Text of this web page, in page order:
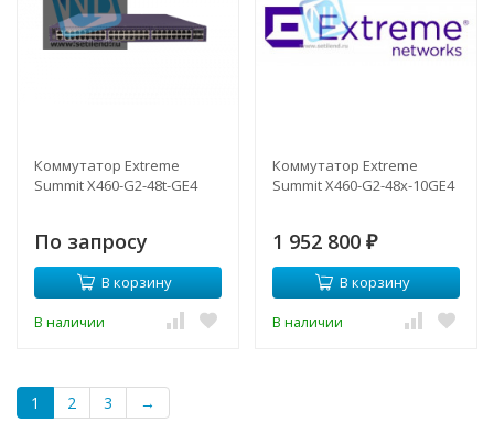
Коммутатор Extreme
Summit X460-G2-48t-GE4
По запросу
В корзину
В наличии
Коммутатор Extreme
Summit X460-G2-48x-10GE4
1 952 800 ₽
В корзину
В наличии
1 2 3 →